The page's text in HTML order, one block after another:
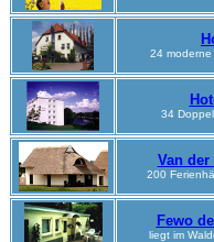
24 moderne
34
Van
200
Fewo
liegt im